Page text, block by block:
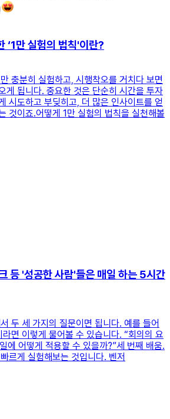
‘1만 실험의 법칙'이란?
충분히 실험하고, 시행착오를 거치다 보면
게 됩니다. 중요한 것은 단순히 시간을 투자
시도하고 부딪히고, 더 많은 인사이트를 얻
것이죠.어떻게 1만 실험의 법칙을 실천해볼
등 '성공한 사람'들은 매일 하는 5시간
두 세 가지의 질문이면 됩니다. 예를 들어
면 이렇게 물어볼 수 있습니다. “회의의 요
에 어떻게 적용할 수 있을까?”세 번째 배움.
르게 실험해보는 것입니다. 벤저